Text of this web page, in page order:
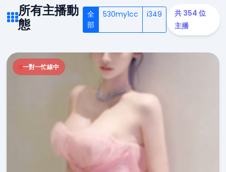
所有主播動
態
全
部
530my1cc i349
共 354 位
主播
一對一忙線中